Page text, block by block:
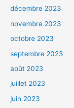
décembre 2023
novembre 2023
octobre 2023
septembre 2023
août 2023
juillet 2023
juin 2023